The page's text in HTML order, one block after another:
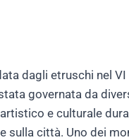
dagli etruschi nel
governata da
e culturale
sulla città. Uno dei